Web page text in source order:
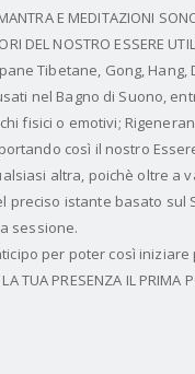
E MEDITAZIONI
DEL NOSTRO ESSERE
Tibetane, Gong,
nel Bagno di Suono,
fisici o emotivi;
così il nostro
altra, poichè oltre a
istante basato sul
sessione.
per poter così iniziare
TUA PRESENZA IL PRIMA